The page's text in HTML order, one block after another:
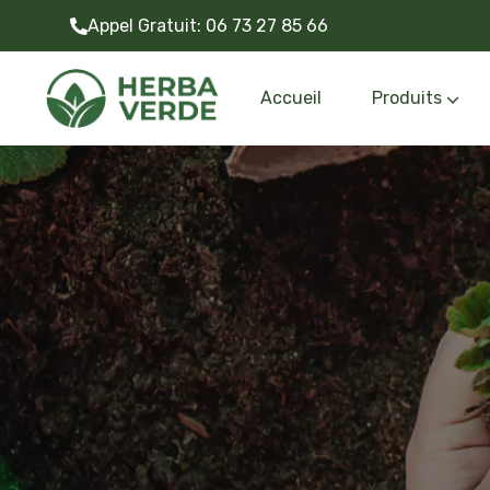
Appel Gratuit: 06 73 27 85 66
Accueil Produits